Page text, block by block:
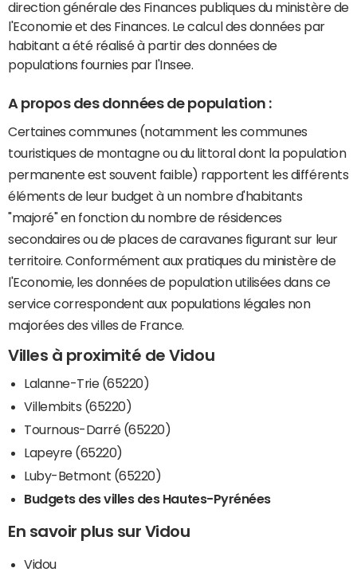
direction générale des Finances publiques du ministère de
l'Economie et des Finances. Le calcul des données par
habitant a été réalisé à partir des données de
populations fournies par l'Insee.
A propos des données de population :
Certaines communes (notamment les communes
touristiques de montagne ou du littoral dont la population
permanente est souvent faible) rapportent les différents
éléments de leur budget à un nombre d'habitants
"majoré" en fonction du nombre de résidences
secondaires ou de places de caravanes figurant sur leur
territoire. Conformément aux pratiques du ministère de
l'Economie, les données de population utilisées dans ce
service correspondent aux populations légales non
majorées des villes de France.
Villes à proximité de Vidou
Lalanne-Trie (65220)
Villembits (65220)
Tournous-Darré (65220)
Lapeyre (65220)
Luby-Betmont (65220)
Budgets des villes des Hautes-Pyrénées
En savoir plus sur Vidou
Vidou